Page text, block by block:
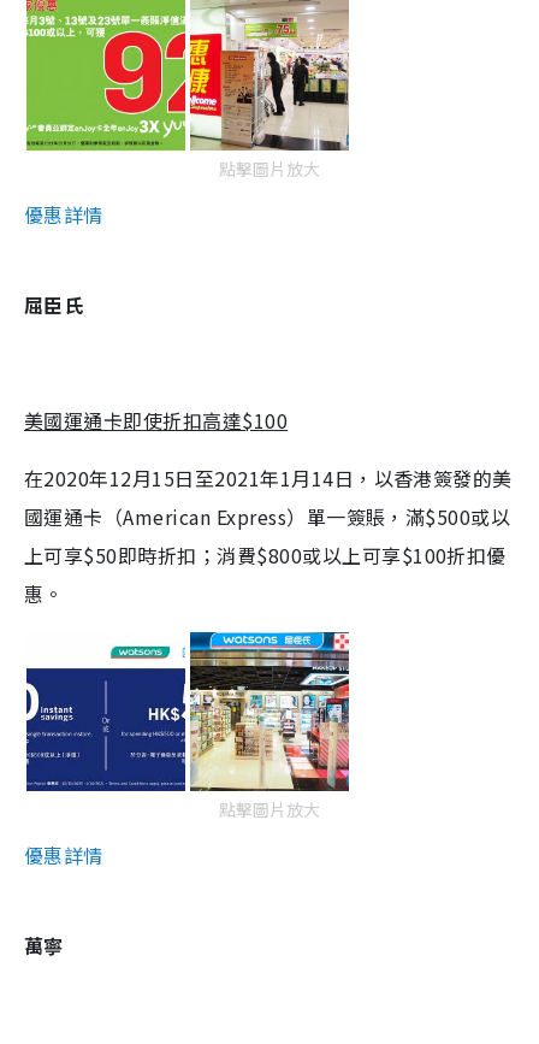
點擊圖片放大
優惠詳情
屈臣氏
美國運通卡即使折扣高達$100
在2020年12月15日至2021年1月14日，以香港簽發的美
國運通卡（American Express）單一簽賬，滿$500或以
上可享$50即時折扣；消費$800或以上可享$100折扣優
惠。
點擊圖片放大
優惠詳情
萬寧